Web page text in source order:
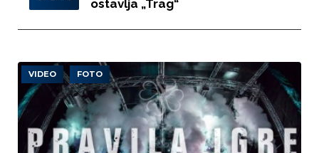
ostavlja „Trag“
VIDEO FOTO